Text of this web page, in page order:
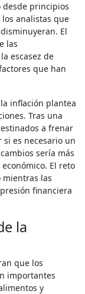
principios
analistas que
El
las
escasez de
que han
inflación plantea
Tras una
a frenar
es necesario un
sería más
El reto
las
financiera
la
que los
importantes
y